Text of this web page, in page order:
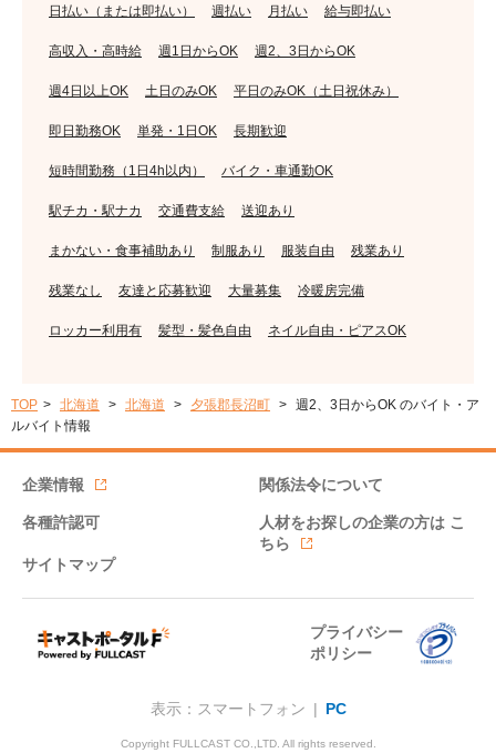
日払い（または即払い） 週払い 月払い 給与即払い
高収入・高時給 週1日からOK 週2、3日からOK
週4日以上OK 土日のみOK 平日のみOK（土日祝休み）
即日勤務OK 単発・1日OK 長期歓迎
短時間勤務（1日4h以内） バイク・車通勤OK
駅チカ・駅ナカ 交通費支給 送迎あり
まかない・食事補助あり 制服あり 服装自由 残業あり
残業なし 友達と応募歓迎 大量募集 冷暖房完備
ロッカー利用有 髪型・髪色自由 ネイル自由・ピアスOK
TOP 北海道 北海道 夕張郡長沼町
週2、3日からOK のバイト・ア
ルバイト情報
企業情報 関係法令について
各種許認可 人材をお探しの企業の方は こ
ちら
サイトマップ
プライバシー
ポリシー
表示：スマートフォン | PC
Copyright FULLCAST CO.,LTD. All rights reserved.